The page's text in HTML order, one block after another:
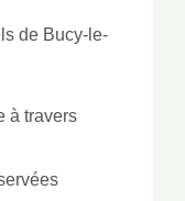
de Bucy-le-
à travers